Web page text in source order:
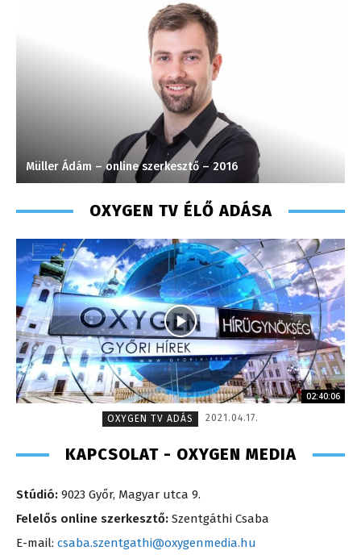
Müller Ádám – online szerkesztő – 2016
OXYGEN TV ÉLŐ ADÁSA
02:40:06
OXYGEN TV ADÁS
2021.04.17.
KAPCSOLAT - OXYGEN MEDIA
Stúdió: 9023 Győr, Magyar utca 9.
Felelős online szerkesztő: Szentgáthi Csaba
E-mail: csaba.szentgathi@oxygenmedia.hu